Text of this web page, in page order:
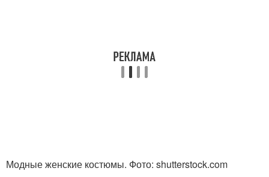
Модные женские костюмы. Фото: shutterstock.com